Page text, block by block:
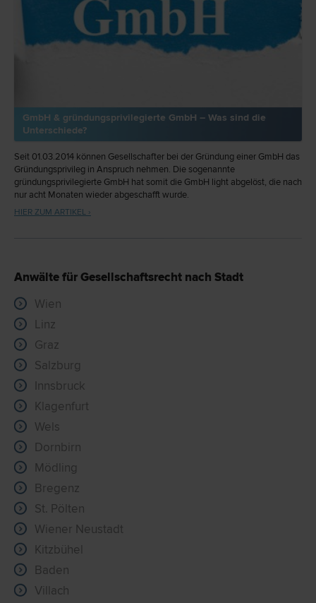
GmbH & gründungsprivilegierte GmbH – Was sind die
Unterschiede?
Seit 01.03.2014 können Gesellschafter bei der Gründung einer GmbH das
Gründungsprivileg in Anspruch nehmen. Die sogenannte
gründungsprivilegierte GmbH hat somit die GmbH light abgelöst, die nach
nur acht Monaten wieder abgeschafft wurde.
HIER ZUM ARTIKEL ›
Anwälte für Gesellschaftsrecht nach Stadt
Wien
Linz
Graz
Salzburg
Innsbruck
Klagenfurt
Wels
Dornbirn
Mödling
Bregenz
St. Pölten
Wiener Neustadt
Kitzbühel
Baden
Villach